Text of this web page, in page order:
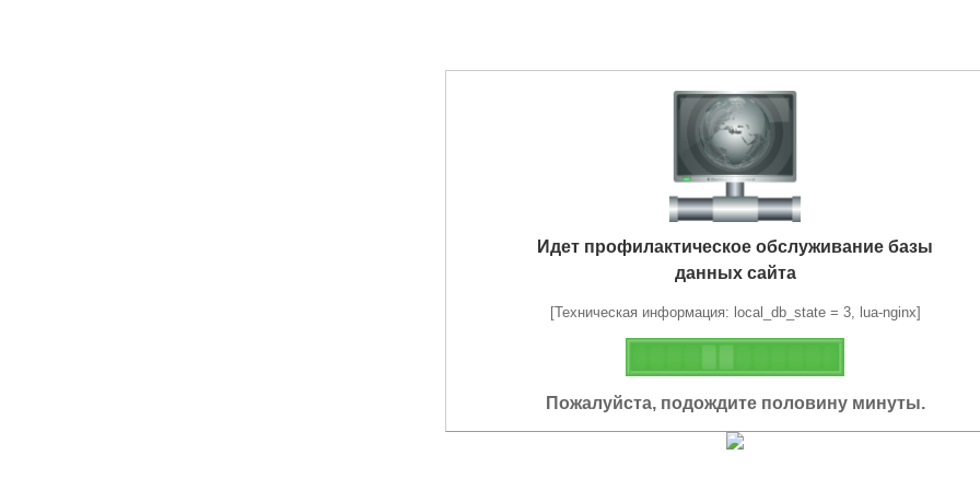
Идет профилактическое обслуживание базы
данных сайта
[Техническая информация: local_db_state = 3, lua-nginx]
Пожалуйста, подождите половину минуты.